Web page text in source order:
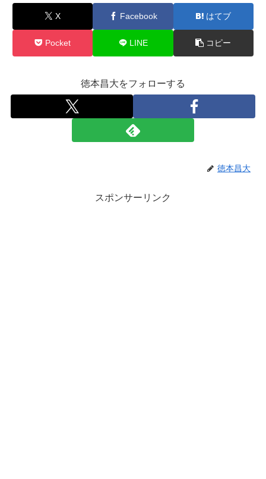
X Facebook はてブ
Pocket LINE コピー
徳本昌大をフォローする
徳本昌大
スポンサーリンク